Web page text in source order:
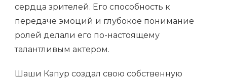
сердца зрителей. Его способность к
передаче эмоций и глубокое понимание
ролей делали его по-настоящему
талантливым актером.
Шаши Капур создал свою собственную